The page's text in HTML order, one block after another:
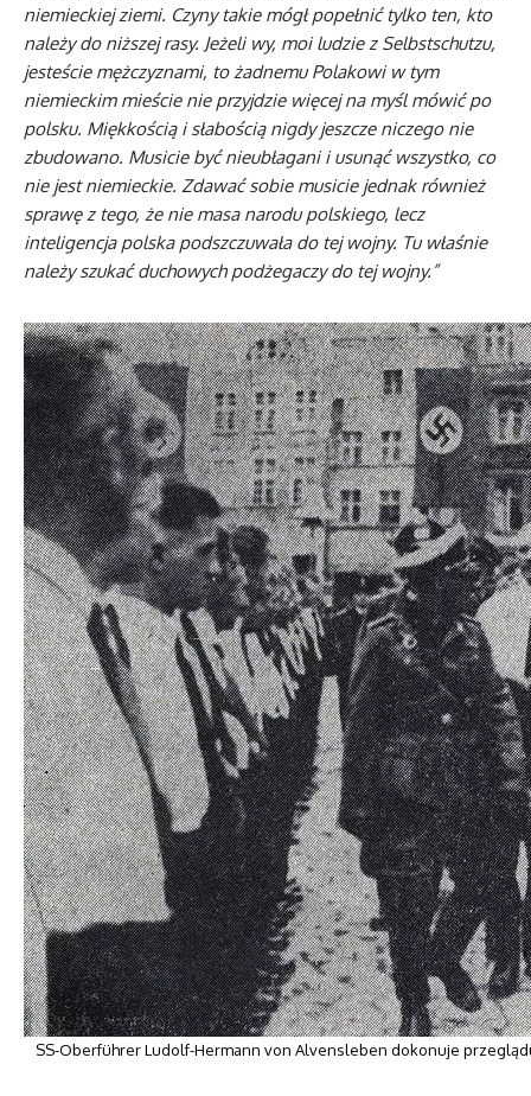
niemieckiej ziemi. Czyny takie mógł popełnić tylko ten, kto
należy do niższej rasy. Jeżeli wy, moi ludzie z Selbstschutzu,
jesteście mężczyznami, to żadnemu Polakowi w tym
niemieckim mieście nie przyjdzie więcej na myśl mówić po
polsku. Miękkością i słabością nigdy jeszcze niczego nie
zbudowano. Musicie być nieubłagani i usunąć wszystko, co
nie jest niemieckie. Zdawać sobie musicie jednak również
sprawę z tego, że nie masa narodu polskiego, lecz
inteligencja polska podszczuwała do tej wojny. Tu właśnie
należy szukać duchowych podżegaczy do tej wojny.”
SS-Oberführer Ludolf-Hermann von Alvensleben dokonuje